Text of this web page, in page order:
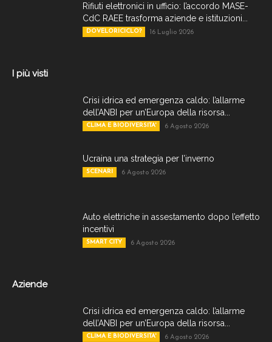
Rifiuti elettronici in ufficio: l’accordo MASE-
CdC RAEE trasforma aziende e istituzioni...
DOVELORICICLO? 16 Luglio 2026
I più visti
Crisi idrica ed emergenza caldo: l’allarme
dell’ANBI per un’Europa della risorsa...
CLIMA E BIODIVERSITA' 6 Agosto 2026
Ucraina una strategia per l’inverno
SCENARI 6 Agosto 2026
Auto elettriche in assestamento dopo l’effetto
incentivi
SMART CITY 6 Agosto 2026
Aziende
Crisi idrica ed emergenza caldo: l’allarme
dell’ANBI per un’Europa della risorsa...
CLIMA E BIODIVERSITA' 6 Agosto 2026